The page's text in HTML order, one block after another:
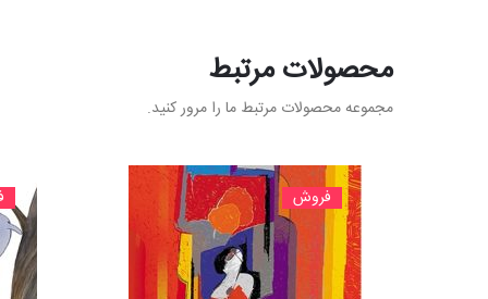
محصولات مرتبط
مجموعه محصولات مرتبط ما را مرور کنید.
فروش